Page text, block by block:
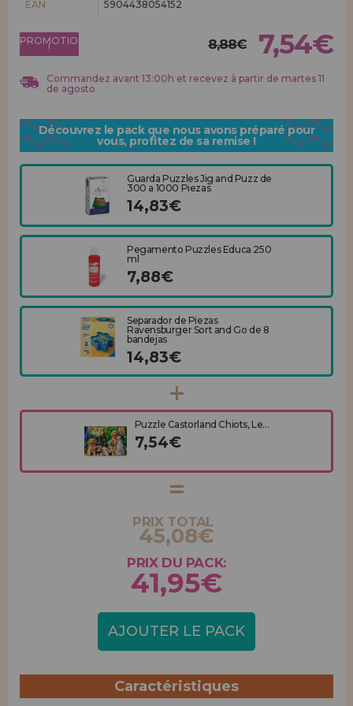
Allez-y! Nous vous attendions.
ENREGISTREMENT DISTRIBUTEUR
EAN
5904438054152
PROMOTION
! 8,88€ 7,54€
Commandez avant 13:00h et recevez à partir de martes 11
de agosto
Découvrez le pack que nous avons préparé pour
vous, profitez de sa remise !
Guarda Puzzles Jig and Puzz de
300 a 1000 Piezas
14,83€
Pegamento Puzzles Educa 250
ml
7,88€
Separador de Piezas
Ravensburger Sort and Go de 8
bandejas
14,83€
Puzzle Castorland Chiots, Le...
7,54€
PRIX TOTAL
45,08€
PRIX DU PACK:
41,95€
AJOUTER LE PACK
Caractéristiques